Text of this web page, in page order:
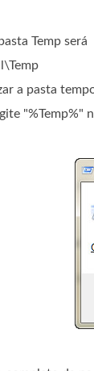
Temp será
a pasta
"%Temp%"